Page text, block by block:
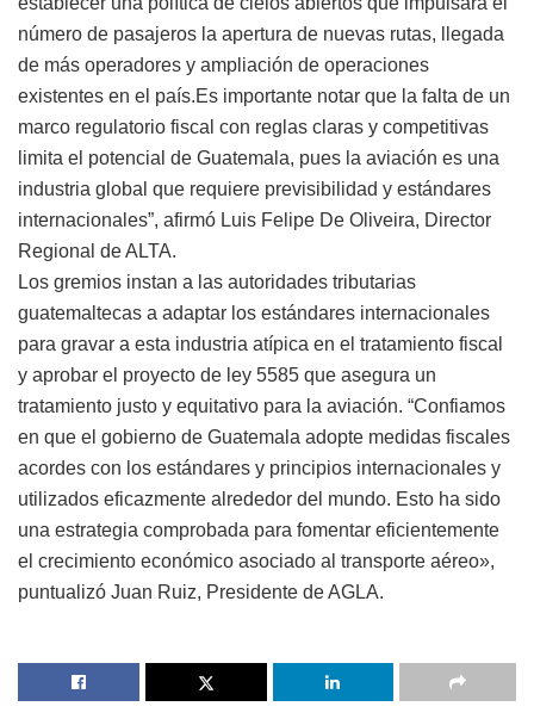
número de pasajeros la apertura de nuevas rutas, llegada
de más operadores y ampliación de operaciones
existentes en el país.Es importante notar que la falta de un
marco regulatorio fiscal con reglas claras y competitivas
limita el potencial de Guatemala, pues la aviación es una
industria global que requiere previsibilidad y estándares
internacionales”, afirmó Luis Felipe De Oliveira, Director
Regional de ALTA.
Los gremios instan a las autoridades tributarias
guatemaltecas a adaptar los estándares internacionales
para gravar a esta industria atípica en el tratamiento fiscal
y aprobar el proyecto de ley 5585 que asegura un
tratamiento justo y equitativo para la aviación. “Confiamos
en que el gobierno de Guatemala adopte medidas fiscales
acordes con los estándares y principios internacionales y
utilizados eficazmente alrededor del mundo. Esto ha sido
una estrategia comprobada para fomentar eficientemente
el crecimiento económico asociado al transporte aéreo»,
puntualizó Juan Ruiz, Presidente de AGLA.